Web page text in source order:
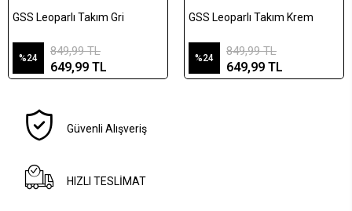
GSS Leoparlı Takım Gri
%24
849,99 TL
649,99 TL
GSS Leoparlı Takım Krem
%24
849,99 TL
649,99 TL
Güvenli Alışveriş
HIZLI TESLİMAT